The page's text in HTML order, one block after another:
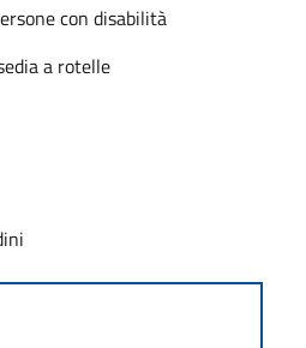
con disabilità
a rotelle